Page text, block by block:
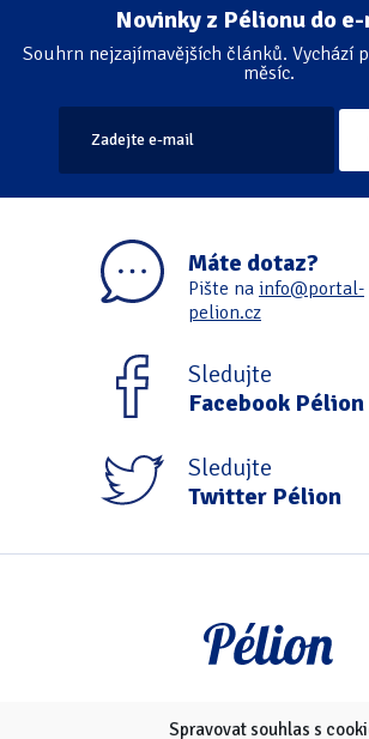
Spravovat souhlas s
Novinky z Pélionu do
Souhrn nejzajímavějších článků. Vychází
měsíc.
Máte dotaz?
Pište na info@portal-
pelion.cz
Sledujte
Facebook Pélion
Sledujte
Twitter Pélion